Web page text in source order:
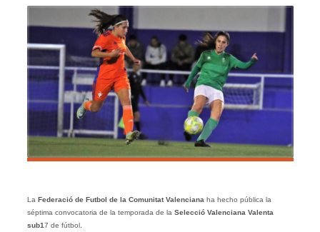
La Federació de Futbol de la Comunitat Valenciana ha hecho pública la
séptima convocatoria de la temporada de la Selecció Valenciana Valenta
sub17 de fútbol.